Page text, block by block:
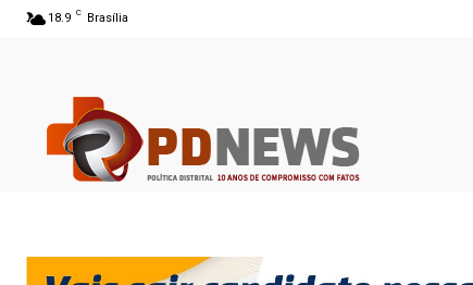
18.9 C Brasília